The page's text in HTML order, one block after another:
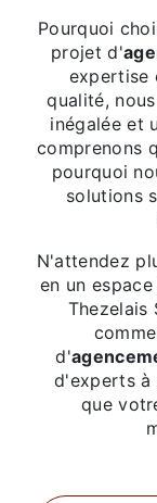
Pourquoi
projet d'
expertise
qualité,
inégalée et
comprenons
pourquoi
solutions
N'attendez
en un
Thezelais
d'
d'experts à
que